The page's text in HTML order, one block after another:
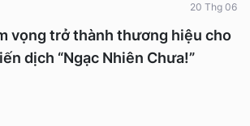
vọng trở thành thương hiệu cho
dịch “Ngạc Nhiên Chưa!”
20 Thg 06